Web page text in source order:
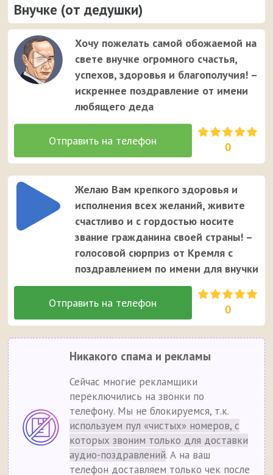
Внучке (от дедушки)
Хочу пожелать самой обожаемой на
свете внучке огромного счастья,
успехов, здоровья и благополучия! –
искреннее поздравление от имени
любящего деда
0
Желаю Вам крепкого здоровья и
исполнения всех желаний, живите
счастливо и с гордостью носите
звание гражданина своей страны! –
голосовой сюрприз от Кремля с
поздравлением по имени для внучки
0
Никакого спама и рекламы
Сейчас многие рекламщики
переключились на звонки по
телефону. Мы не блокируемся, т.к.
используем пул «чистых» номеров, с
которых звоним только для доставки
аудио-поздравлений. А на ваш
телефон доставляем только чек после